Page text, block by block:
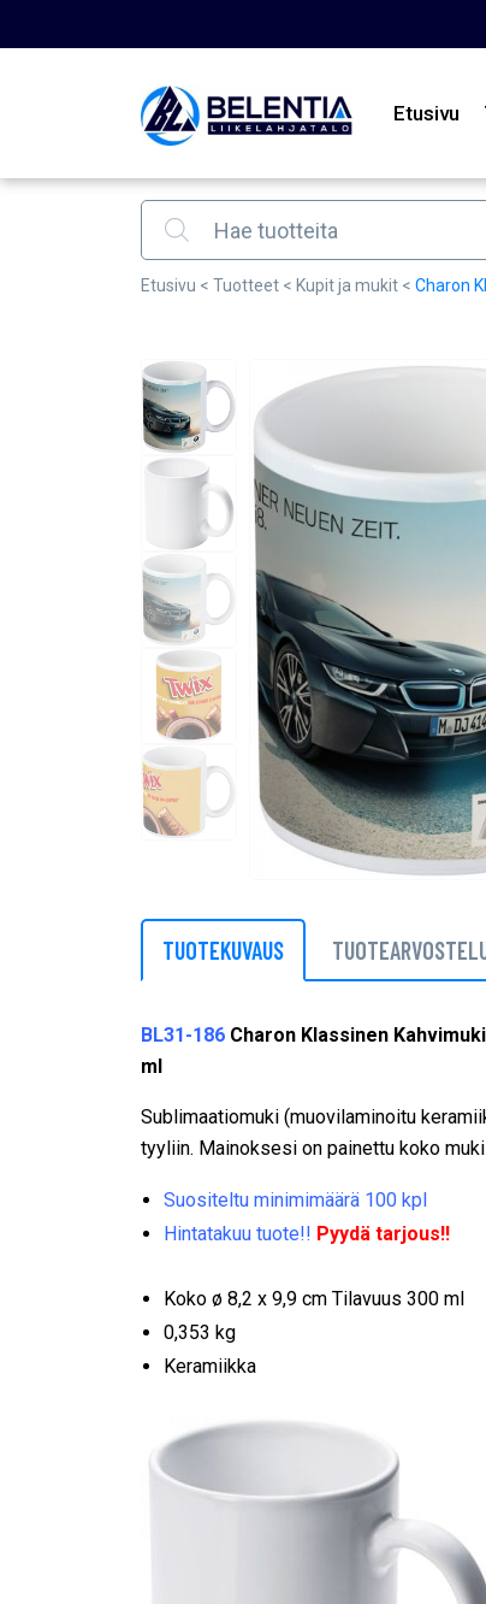
Etusivu
Products search
Etusivu < Tuotteet < Kupit ja mukit < Charon
TUOTEKUVAUS
BL31-186 Charon Klassinen
ml
Sublimaatiomuki (muovilaminoitu
tyyliin. Mainoksesi on painettu koko
Suositeltu minimimäärä 100 kpl
Hintatakuu tuote!! Pyydä tarjous!!
Koko ø 8,2 x 9,9 cm Tilavuus 300 ml
0,353 kg
Keramiikka